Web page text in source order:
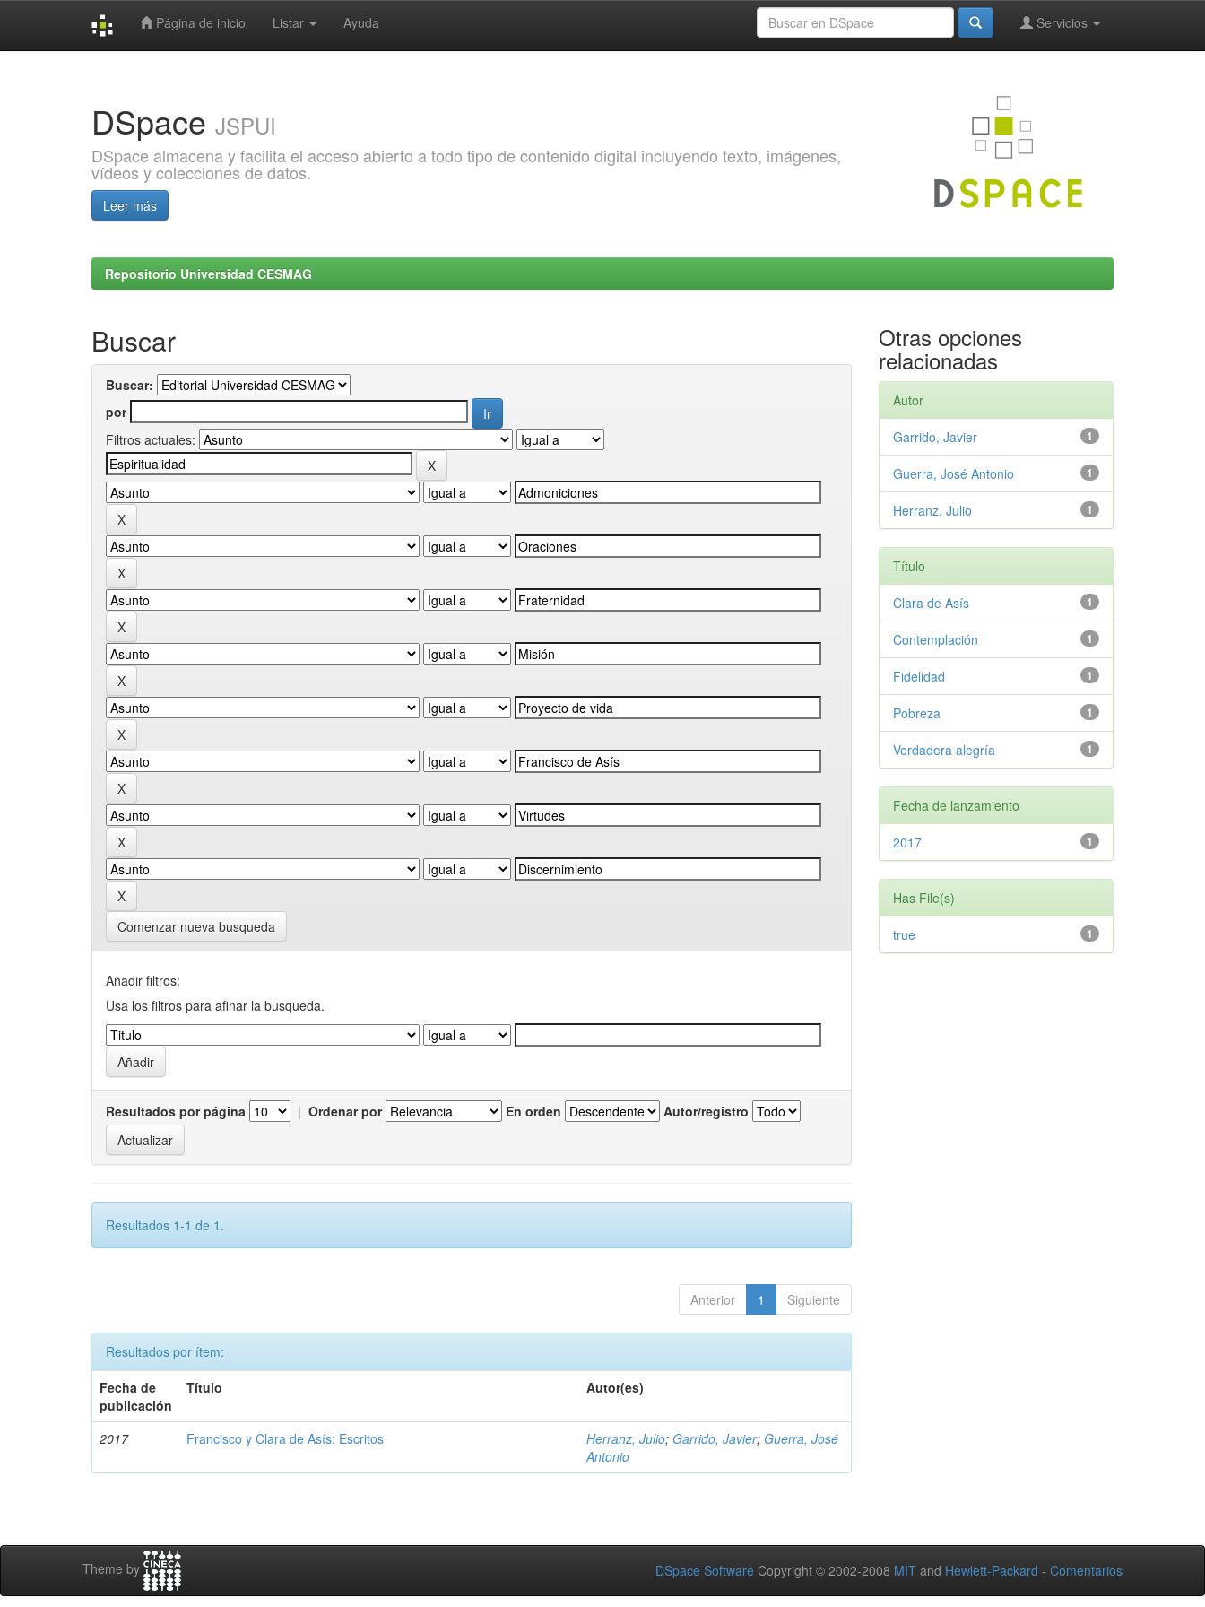
Página de inicio Listar Ayuda Servicios
DSpace JSPUI
DSpace almacena y facilita el acceso abierto a todo tipo de contenido digital incluyendo texto, imágenes,
vídeos y colecciones de datos.
Leer más
Repositorio Universidad CESMAG
Buscar
Buscar:
por
Filtros actuales:
Comenzar nueva busqueda
Añadir filtros:
Usa los filtros para afinar la busqueda.
Resultados por página | Ordenar por En orden Autor/registro
Resultados 1-1 de 1.
Anterior 1 Siguiente
Resultados por ítem:
Fecha de
publicación
Título Autor(es)
2017 Francisco y Clara de Asís: Escritos Herranz, Julio; Garrido, Javier; Guerra, José
Antonio
Otras opciones
relacionadas
Autor
1
Garrido, Javier
1
Guerra, José Antonio
1
Herranz, Julio
Título
1
Clara de Asís
1
Contemplación
1
Fidelidad
1
Pobreza
1
Verdadera alegría
Fecha de lanzamiento
1
2017
Has File(s)
1
true
Theme by DSpace Software Copyright © 2002-2008 MIT and Hewlett-Packard - Comentarios